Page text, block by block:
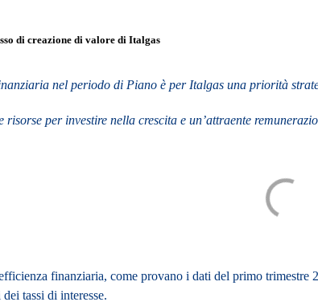
di creazione di valore di Italgas
nel periodo di Piano è per Italgas una priorità
per investire nella crescita e un’attraente
finanziaria, come provano i dati del primo trimestre
tassi di interesse.